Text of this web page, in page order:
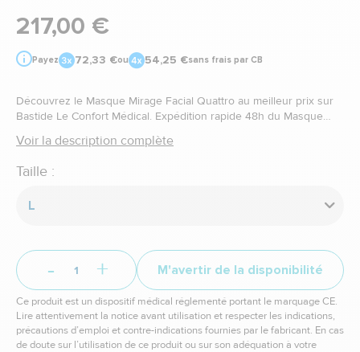
217,00 €
Payez 72,33 €ou 54,25 €sans frais par CB
Découvrez le Masque Mirage Facial Quattro au meilleur prix sur
Bastide Le Confort Médical. Expédition rapide 48h du Masque
Voir la description complète
Taille :
L
- + M'avertir de la disponibilité
Ce produit est un dispositif médical réglementé portant le marquage CE.
Lire attentivement la notice avant utilisation et respecter les indications,
précautions d’emploi et contre-indications fournies par le fabricant. En cas
de doute sur l’utilisation de ce produit ou sur son adéquation à votre